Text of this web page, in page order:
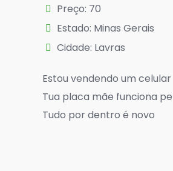
Preço: 70
Estado: Minas Gerais
Cidade: Lavras
Estou vendendo um
Tua placa mãe funciona
Tudo por dentro é novo